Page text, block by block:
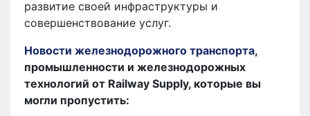
развитие своей инфраструктуры и
совершенствование услуг.
Новости железнодорожного транспорта,
промышленности и железнодорожных
технологий от Railway Supply, которые вы
могли пропустить: